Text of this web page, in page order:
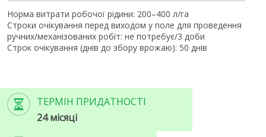
Норма витрати робочої рідини: 200–400 л/га
Строки очікування перед виходом у поле для проведення
ручних/механізованих робіт: не потребує/3 доби
Строк очікування (днів до збору врожаю): 50 днів
ТЕРМІН ПРИДАТНОСТІ
24 місяці